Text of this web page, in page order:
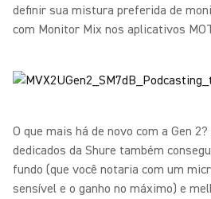
definir sua mistura preferida de
com Monitor Mix nos aplicativos
O que mais há de novo com a Gen
dedicados da Shure também
fundo (que você notaria com um
sensível e o ganho no máximo) e